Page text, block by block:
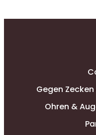
Gegen
Ohren &